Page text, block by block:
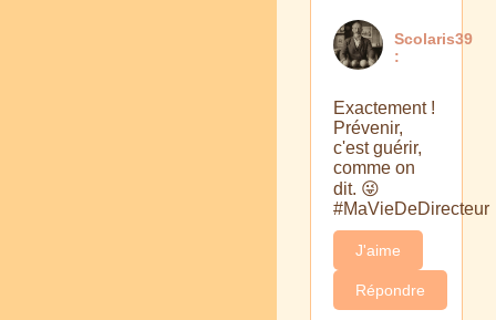
Scolaris39
:
Exactement !
Prévenir,
c'est guérir,
comme on
dit. 😜
#MaVieDeDirecteur
J'aime
Répondre